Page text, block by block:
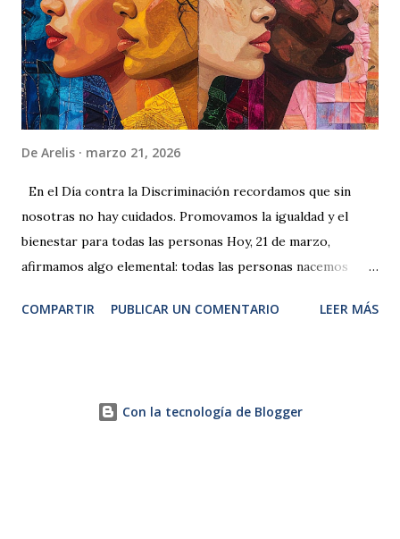
inscripción es gratuita y se realiza a través del siguiente
formulario: 👉 Inscribirse a la charla gratuita por Zoom El
enlace de Zoom se enviará a las personas inscritas.
De Arelis marzo 21, 2026
En el Día contra la Discriminación recordamos que sin
nosotras no hay cuidados. Promovamos la igualdad y el
bienestar para todas las personas Hoy, 21 de marzo,
afirmamos algo elemental: todas las personas nacemos
conmemora Sharpeville (Sudáfrica) en 1960, cuando la
como un llamado global para erradicar la discriminación
COMPARTIR PUBLICAR UN COMENTARIO LEER MÁS
Con la tecnología de Blogger